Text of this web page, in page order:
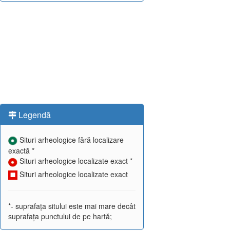
Legendă
Situri arheologice fără localizare
exactă *
Situri arheologice localizate exact *
Situri arheologice localizate exact
*- suprafața sitului este mai mare decât
suprafața punctului de pe hartă;